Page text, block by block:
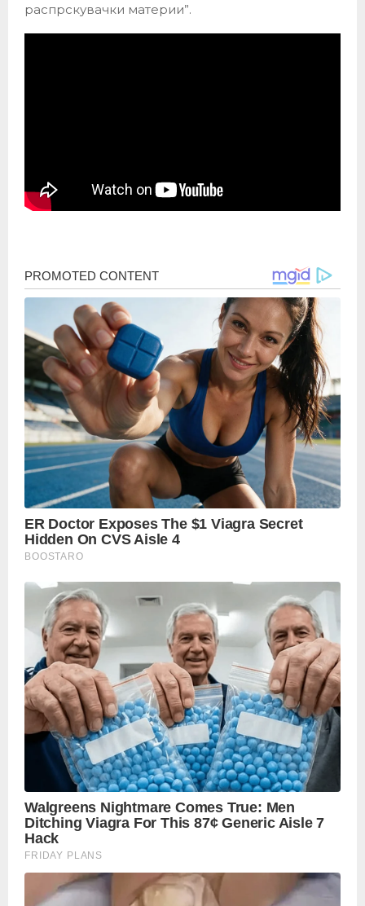
распрскувачки материи”.